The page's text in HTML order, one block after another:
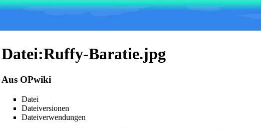
Datei:Ruffy-Baratie.jpg
Aus OPwiki
Datei
Dateiversionen
Dateiverwendungen